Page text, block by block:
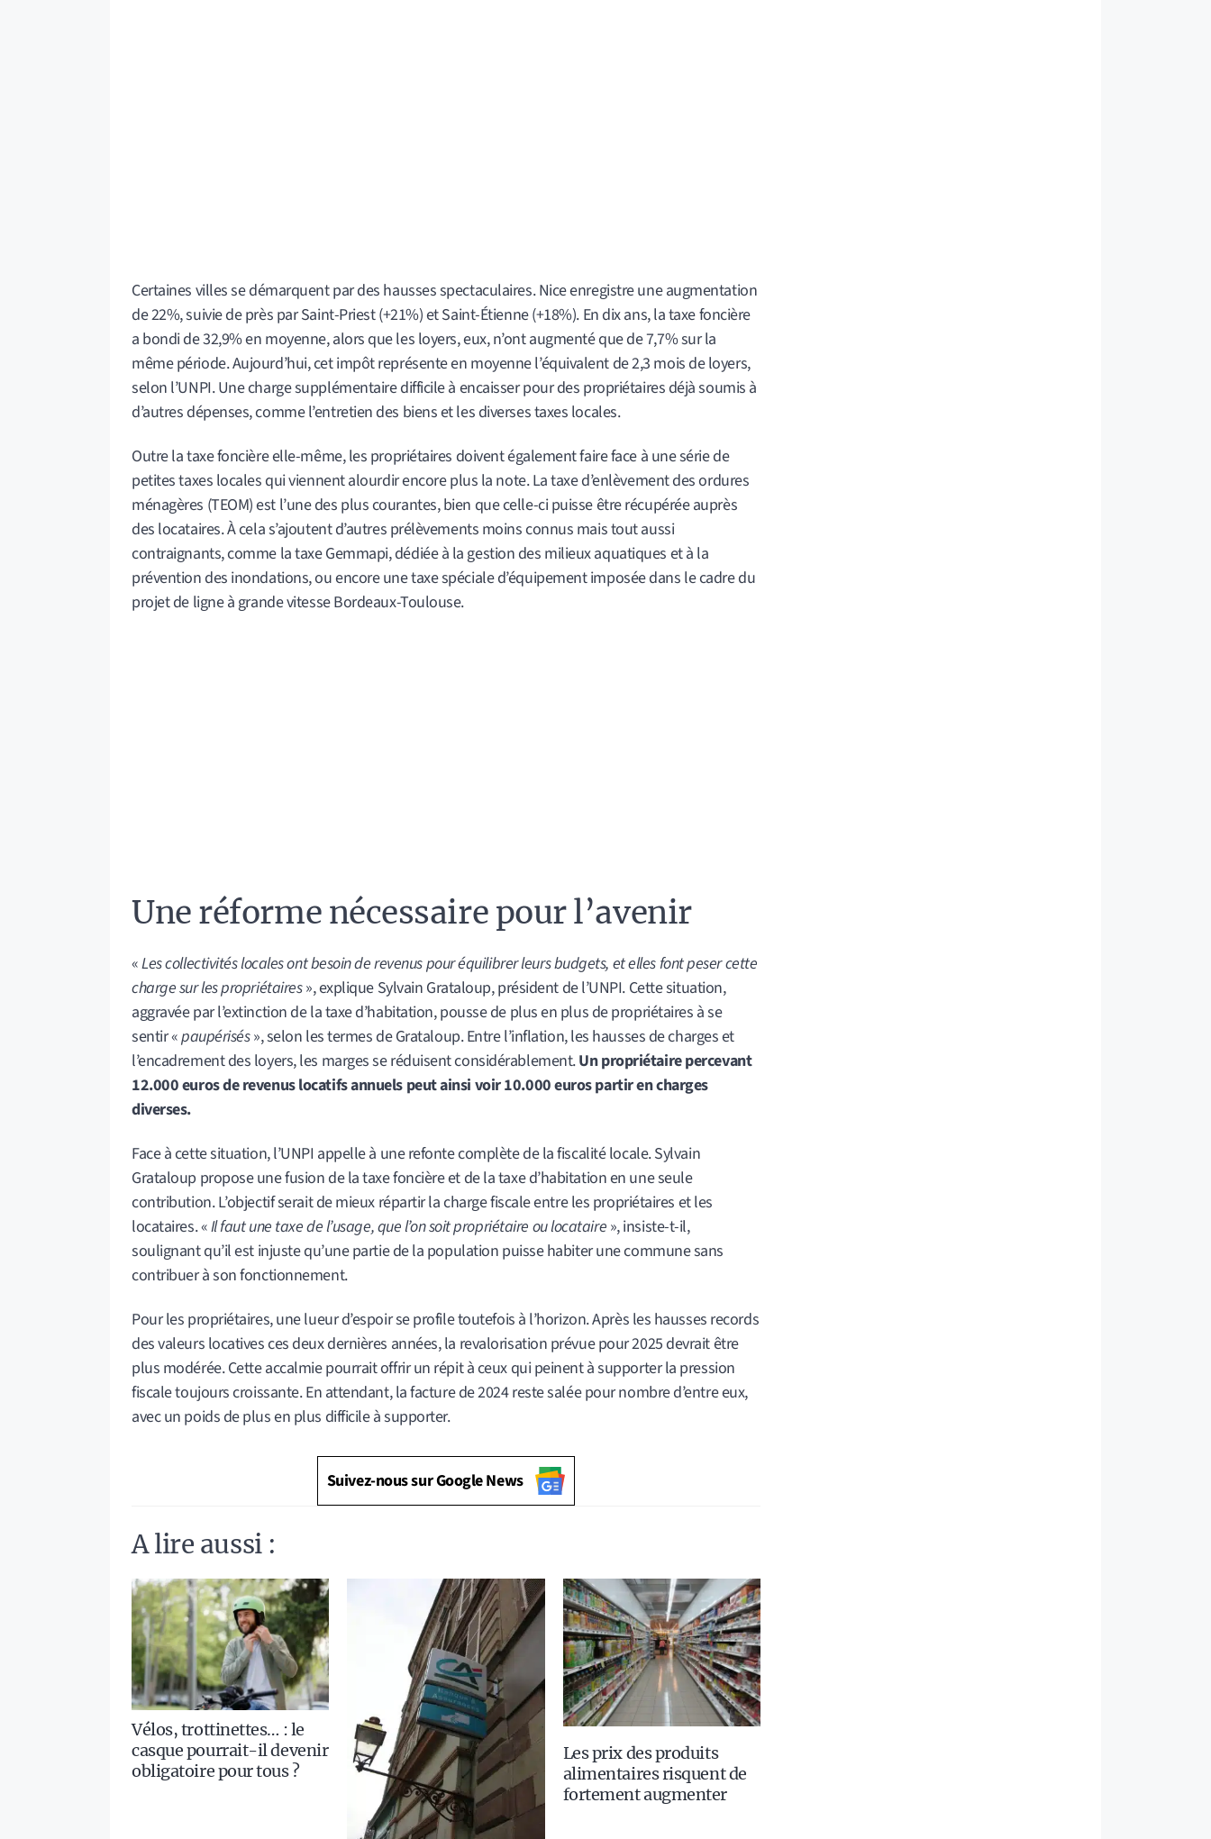
Certaines villes se démarquent par des hausses spectaculaires. Nice enregistre une augmentation
de 22%, suivie de près par Saint-Priest (+21%) et Saint-Étienne (+18%). En dix ans, la taxe foncière
a bondi de 32,9% en moyenne, alors que les loyers, eux, n’ont augmenté que de 7,7% sur la
même période. Aujourd’hui, cet impôt représente en moyenne l’équivalent de 2,3 mois de loyers,
selon l’UNPI. Une charge supplémentaire difficile à encaisser pour des propriétaires déjà soumis à
d’autres dépenses, comme l’entretien des biens et les diverses taxes locales.
Outre la taxe foncière elle-même, les propriétaires doivent également faire face à une série de
petites taxes locales qui viennent alourdir encore plus la note. La taxe d’enlèvement des ordures
ménagères (TEOM) est l’une des plus courantes, bien que celle-ci puisse être récupérée auprès
des locataires. À cela s’ajoutent d’autres prélèvements moins connus mais tout aussi
contraignants, comme la taxe Gemmapi, dédiée à la gestion des milieux aquatiques et à la
prévention des inondations, ou encore une taxe spéciale d’équipement imposée dans le cadre du
projet de ligne à grande vitesse Bordeaux-Toulouse.
Une réforme nécessaire pour l’avenir
«Les collectivités locales ont besoin de revenus pour équilibrer leurs budgets, et elles font peser cette
charge sur les propriétaires», explique Sylvain Grataloup, président de l’UNPI. Cette situation,
aggravée par l’extinction de la taxe d’habitation, pousse de plus en plus de propriétaires à se
sentir «paupérisés», selon les termes de Grataloup. Entre l’inflation, les hausses de charges et
l’encadrement des loyers, les marges se réduisent considérablement.Un propriétaire percevant
12.000 euros de revenus locatifs annuels peut ainsi voir 10.000 euros partir en charges
diverses.
Face à cette situation, l’UNPI appelle à une refonte complète de la fiscalité locale. Sylvain
Grataloup propose une fusion de la taxe foncière et de la taxe d’habitation en une seule
contribution. L’objectif serait de mieux répartir la charge fiscale entre les propriétaires et les
locataires. «Il faut une taxe de l’usage, que l’on soit propriétaire ou locataire », insiste-t-il,
soulignant qu’il est injuste qu’une partie de la population puisse habiter une commune sans
contribuer à son fonctionnement.
Pour les propriétaires, une lueur d’espoir se profile toutefois à l’horizon. Après les hausses records
des valeurs locatives ces deux dernières années, la revalorisation prévue pour 2025 devrait être
plus modérée. Cette accalmie pourrait offrir un répit à ceux qui peinent à supporter la pression
fiscale toujours croissante. En attendant, la facture de 2024 reste salée pour nombre d’entre eux,
avec un poids de plus en plus difficile à supporter.
Suivez-nous sur Google News
A lire aussi :
Vélos, trottinettes… : le
casque pourrait-il devenir
obligatoire pour tous ?
Les prix des produits
alimentaires risquent de
fortement augmenter